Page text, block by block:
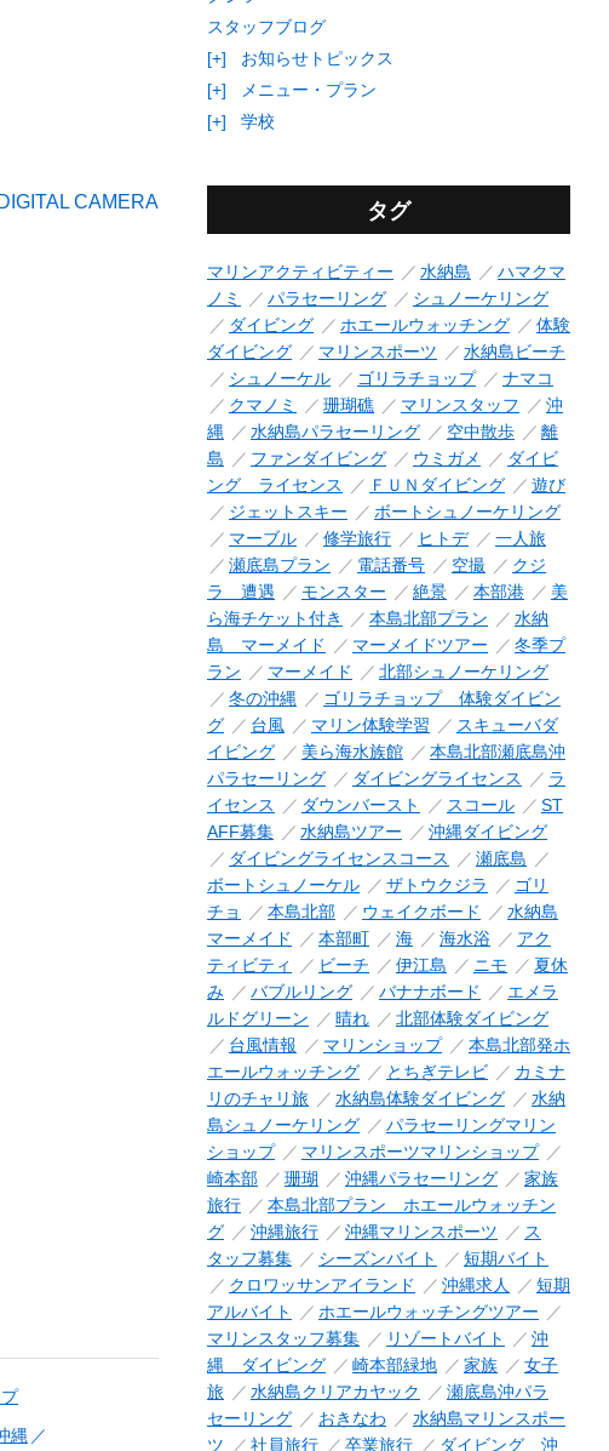
縄
スタッフブログ
[+]
お知らせトピックス
[+]
メニュー・プラン
[+]
学校
タグ
マリンアクティビティー 水納島
ハマクマ
ノミ
パラセーリング
シュノーケリング
ダイビング
ホエールウォッチング
体験
ダイビング
マリンスポーツ
水納島ビーチ
シュノーケル
ゴリラチョップ
ナマコ
クマノミ
珊瑚礁 マリンスタッフ
沖
縄
水納島パラセーリング 空中散歩
離
島
ファンダイビング ウミガメ
ダイビ
ング ライセンス
ＦＵＮダイビング
遊び
ジェットスキー
ボートシュノーケリング
マーブル
修学旅行 ヒトデ
一人旅
瀬底島プラン
電話番号 空撮
クジ
ラ 遭遇
モンスター 絶景 本部港
美
ら海チケット付き
本島北部プラン
水納
島 マーメイド
マーメイドツアー
冬季プ
ラン
マーメイド
北部シュノーケリング
冬の沖縄
ゴリラチョップ 体験ダイビン
グ
台風 マリン体験学習
スキューバダ
イビング
美ら海水族館
本島北部瀬底島沖
パラセーリング
ダイビングライセンス
ラ
イセンス
ダウンバースト スコール
ST
AFF募集
水納島ツアー
沖縄ダイビング
ダイビングライセンスコース
瀬底島
ボートシュノーケル
ザトウクジラ
ゴリ
チョ
本島北部 ウェイクボード
水納島
マーメイド
本部町 海 海水浴
アク
ティビティ
ビーチ 伊江島 ニモ
夏休
み
バブルリング バナナボード
エメラ
ルドグリーン
晴れ
北部体験ダイビング
台風情報
マリンショップ
本島北部発ホ
エールウォッチング
とちぎテレビ
カミナ
リのチャリ旅
水納島体験ダイビング
水納
島シュノーケリング
パラセーリングマリン
ショップ
マリンスポーツマリンショップ
崎本部
珊瑚 沖縄パラセーリング
家族
旅行
本島北部プラン ホエールウォッチン
グ
沖縄旅行 沖縄マリンスポーツ
ス
タッフ募集
シーズンバイト
短期バイト
クロワッサンアイランド
沖縄求人
短期
アルバイト
ホエールウォッチングツアー
マリンスタッフ募集
リゾートバイト
沖
縄 ダイビング
崎本部緑地 家族
女子
旅
水納島クリアカヤック
瀬底島沖パラ
セーリング
おきなわ
水納島マリンスポー
ツ
社員旅行 卒業旅行 ダイビング 沖